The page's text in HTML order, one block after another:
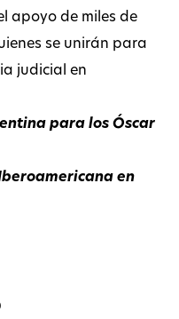
apoyo de miles de
se unirán para
judicial en
para los Óscar
en